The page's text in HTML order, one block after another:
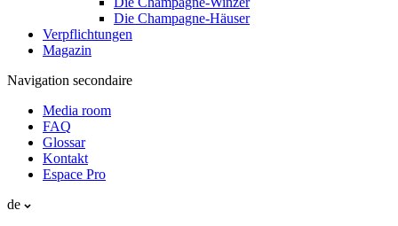
Die Champagne-Häuser
Verpflichtungen
Magazin
Navigation secondaire
Media room
FAQ
Glossar
Kontakt
Espace Pro
de